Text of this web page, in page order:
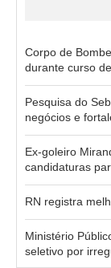
Corpo de
durante curso
Pesquisa do
negócios e
Ex-goleiro
candidaturas
RN registra
Ministério
seletivo por